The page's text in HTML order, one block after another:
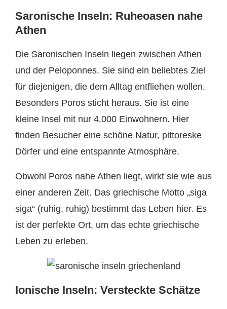
Saronische Inseln: Ruheoasen nahe
Athen
Die Saronischen Inseln liegen zwischen Athen
und der Peloponnes. Sie sind ein beliebtes Ziel
für diejenigen, die dem Alltag entfliehen wollen.
Besonders Poros sticht heraus. Sie ist eine
kleine Insel mit nur 4.000 Einwohnern. Hier
finden Besucher eine schöne Natur, pittoreske
Dörfer und eine entspannte Atmosphäre.
Obwohl Poros nahe Athen liegt, wirkt sie wie aus
einer anderen Zeit. Das griechische Motto „siga
siga“ (ruhig, ruhig) bestimmt das Leben hier. Es
ist der perfekte Ort, um das echte griechische
Leben zu erleben.
Ionische Inseln: Versteckte Schätze